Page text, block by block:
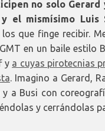
no solo
el mismísimo Luis
que finge recibir.
en un baile estilo
y a cuyas pirotecnias
. Imagino a Gerard,
a Busi con
y cerrándolas